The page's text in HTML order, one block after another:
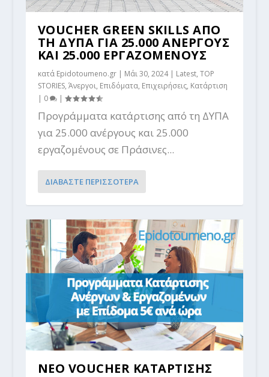
VOUCHER GREEN SKILLS ΑΠΟ
ΤΗ ΔΥΠΑ ΓΙΑ 25.000 ΑΝΕΡΓΟΥΣ
ΚΑΙ 25.000 ΕΡΓΑΖΟΜΕΝΟΥΣ
κατά Epidotoumeno.gr| Μάι 30, 2024| Latest, TOP
STORIES, Άνεργοι, Επιδόματα, Επιχειρήσεις, Κατάρτιση
| 0 |
Προγράμματα κατάρτισης από τη ΔΥΠΑ
για 25.000 ανέργους και 25.000
εργαζομένους σε Πράσινες...
ΔΙΑΒΑΣΤΕ ΠΕΡΙΣΣΟΤΕΡΑ
ΝΕΟ VOUCHER ΚΑΤΑΡΤΙΣΗΣ